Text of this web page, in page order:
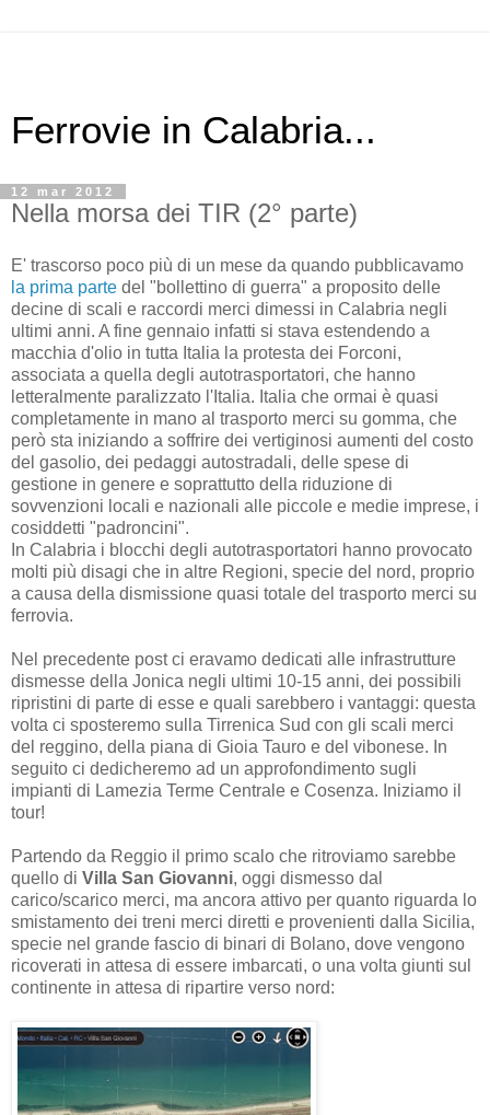
Ferrovie in Calabria...
12 mar 2012
Nella morsa dei TIR (2° parte)
E' trascorso poco più di un mese da quando pubblicavamo
la prima parte del "bollettino di guerra" a proposito delle
decine di scali e raccordi merci dimessi in Calabria negli
ultimi anni. A fine gennaio infatti si stava estendendo a
macchia d'olio in tutta Italia la protesta dei Forconi,
associata a quella degli autotrasportatori, che hanno
letteralmente paralizzato l'Italia. Italia che ormai è quasi
completamente in mano al trasporto merci su gomma, che
però sta iniziando a soffrire dei vertiginosi aumenti del costo
del gasolio, dei pedaggi autostradali, delle spese di
gestione in genere e soprattutto della riduzione di
sovvenzioni locali e nazionali alle piccole e medie imprese, i
cosiddetti "padroncini".
In Calabria i blocchi degli autotrasportatori hanno provocato
molti più disagi che in altre Regioni, specie del nord, proprio
a causa della dismissione quasi totale del trasporto merci su
ferrovia.
Nel precedente post ci eravamo dedicati alle infrastrutture
dismesse della Jonica negli ultimi 10-15 anni, dei possibili
ripristini di parte di esse e quali sarebbero i vantaggi: questa
volta ci sposteremo sulla Tirrenica Sud con gli scali merci
del reggino, della piana di Gioia Tauro e del vibonese. In
seguito ci dedicheremo ad un approfondimento sugli
impianti di Lamezia Terme Centrale e Cosenza. Iniziamo il
tour!
Partendo da Reggio il primo scalo che ritroviamo sarebbe
quello di Villa San Giovanni, oggi dismesso dal
carico/scarico merci, ma ancora attivo per quanto riguarda lo
smistamento dei treni merci diretti e provenienti dalla Sicilia,
specie nel grande fascio di binari di Bolano, dove vengono
ricoverati in attesa di essere imbarcati, o una volta giunti sul
continente in attesa di ripartire verso nord: